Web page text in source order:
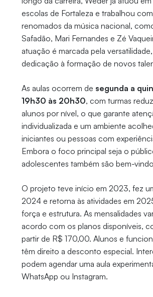
escolas de Fortaleza e trabalhou
renomados da música nacional,
Safadão, Mari Fernandes e Zé
atuação é marcada pela
dedicação à formação de novos
As aulas ocorrem de segunda a
19h30 às 20h30, com turmas
alunos por nível, o que garante
individualizada e um ambiente
iniciantes ou pessoas com
Embora o foco principal seja o
adolescentes também são bem-
O projeto teve início em 2023, fez
2024 e retorna às atividades em
força e estrutura. As mensalidades
acordo com os planos disponíveis,
partir de R$ 170,00. Alunos e
têm direito a desconto especial.
podem agendar uma aula
WhatsApp ou Instagram.